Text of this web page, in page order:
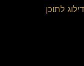
דילוג לתוכן
דילוג